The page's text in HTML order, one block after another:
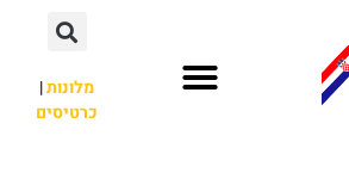
מלונות|
כרטיסים